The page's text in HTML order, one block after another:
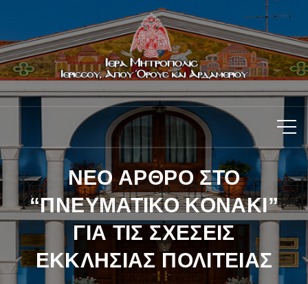
ΝΕΟ ΑΡΘΡΟ ΣΤΟ
“ΠΝΕΥΜΑΤΙΚΟ ΚΟΝΑΚΙ”
ΓΙΑ ΤΙΣ ΣΧΕΣΕΙΣ
ΕΚΚΛΗΣΙΑΣ ΠΟΛΙΤΕΙΑΣ